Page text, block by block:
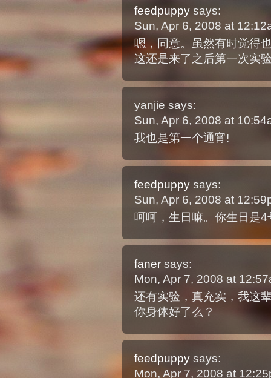
feedpuppy says:
Sun, Apr 6, 2008 at
嗯，同意。虽然有时觉得
这还是来了之后第一次实
yanjie says:
Sun, Apr 6, 2008 at
我也是第一个通宵!
feedpuppy says:
Sun, Apr 6, 2008 at
呵呵，生日嘛。你生日是4
faner says:
Mon, Apr 7, 2008 at
还有实验，真充实，我这
你身体好了么？
feedpuppy says:
Mon, Apr 7, 2008 at